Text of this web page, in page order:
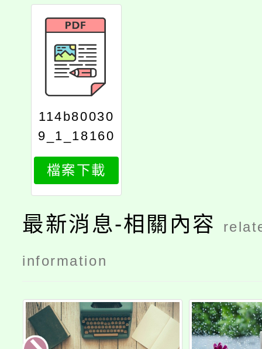
114b80030
9_1_18160
219230
檔案下載
最新消息-相關內容
information